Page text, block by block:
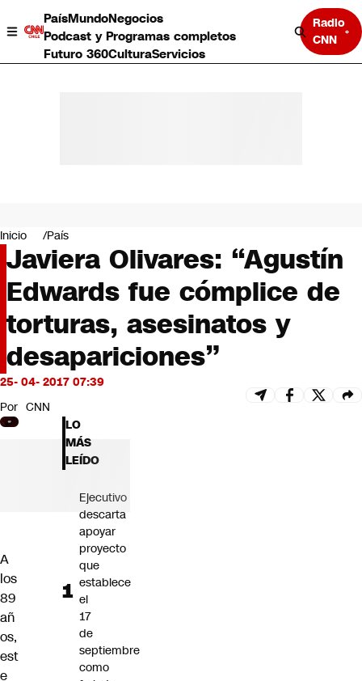
PaísMundoNegocios
Podcast y Programas completos
Futuro 360CulturaServicios
Radio
CNN
Negocios
Deportes
Programas completos
Cultura
Servicios
Bits
CNN tiempo
Futuro 360
Inicio País
Javiera Olivares: “Agustín
Edwards fue cómplice de
torturas, asesinatos y
desapariciones”
25- 04- 2017 07:39
Por CNN
A
los
89
añ
os,
est
e
LO
MÁS
LEÍDO
Ejecutivo
descarta
apoyar
proyecto
que
establece
el
17
de
septiembre
como